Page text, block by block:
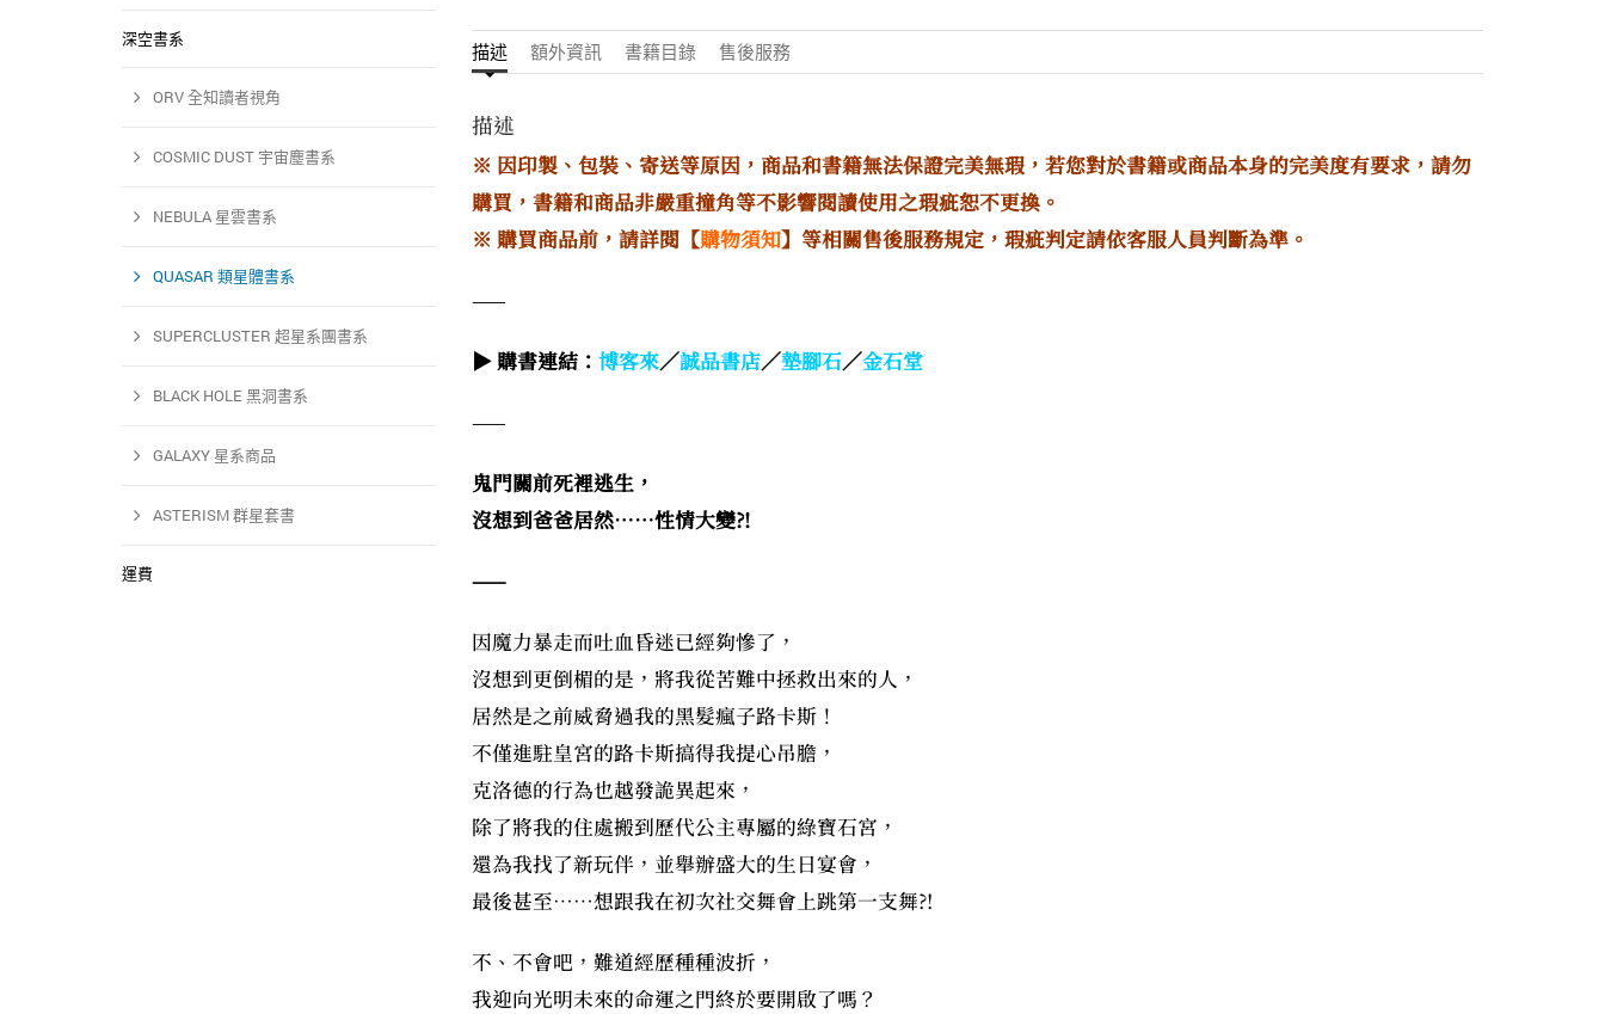
描述 額外資訊 書籍目錄 售後服務
描述
※ 因印製、包裝、寄送等原因，商品和書籍無法保證完美無瑕，若您對於書籍或商品本身的完美度有要求，請勿
購買，書籍和商品非嚴重撞角等不影響閱讀使用之瑕疵恕不更換。
※ 購買商品前，請詳閱【購物須知】等相關售後服務規定，瑕疵判定請依客服人員判斷為準。
——
▶ 購書連結： 博客來／誠品書店／墊腳石／金石堂
——
鬼門關前死裡逃生，
沒想到爸爸居然……性情大變?!
——
因魔力暴走而吐血昏迷已經夠慘了，
沒想到更倒楣的是，將我從苦難中拯救出來的人，
居然是之前威脅過我的黑髮瘋子路卡斯！
不僅進駐皇宮的路卡斯搞得我提心吊膽，
克洛德的行為也越發詭異起來，
除了將我的住處搬到歷代公主專屬的綠寶石宮，
還為我找了新玩伴，並舉辦盛大的生日宴會，
最後甚至……想跟我在初次社交舞會上跳第一支舞?!
不、不會吧，難道經歷種種波折，
我迎向光明未來的命運之門終於要開啟了嗎？
深空書系
ORV 全知讀者視角
COSMIC DUST 宇宙塵書系
NEBULA 星雲書系
QUASAR 類星體書系
SUPERCLUSTER 超星系團書系
BLACK HOLE 黑洞書系
GALAXY 星系商品
ASTERISM 群星套書
運費